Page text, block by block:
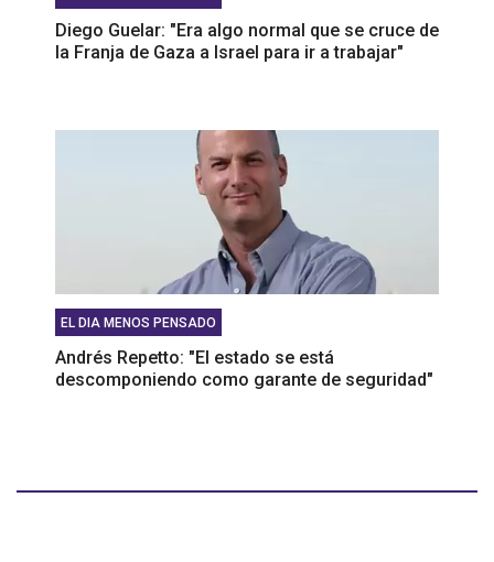
Diego Guelar: "Era algo normal que se cruce de
la Franja de Gaza a Israel para ir a trabajar"
EL DIA MENOS PENSADO
Andrés Repetto: "El estado se está
descomponiendo como garante de seguridad"